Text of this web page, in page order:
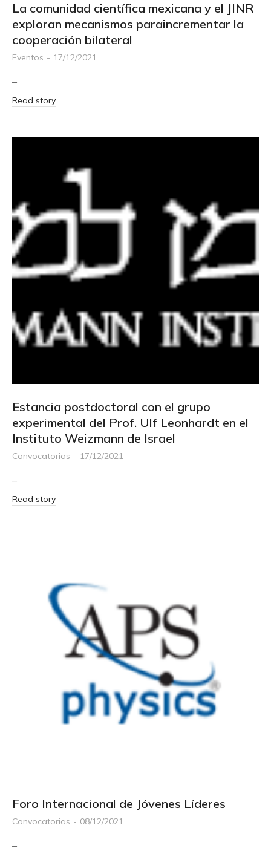
La comunidad científica mexicana y el JINR
exploran mecanismos paraincrementar la
cooperación bilateral
Eventos 17/12/2021
–
Read story
Estancia postdoctoral con el grupo
experimental del Prof. Ulf Leonhardt en el
Instituto Weizmann de Israel
Convocatorias 17/12/2021
–
Read story
Foro Internacional de Jóvenes Líderes
Convocatorias 08/12/2021
–